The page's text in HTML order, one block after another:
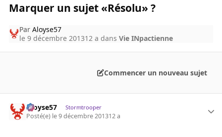
Marquer un sujet «Résolu» ?
ParAloyse57
le 9 décembre 201312 a dansVie INpactienne
Commencer un nouveau sujet
Aloyse57 Stormtrooper
Posté(e) le 9 décembre 201312 a